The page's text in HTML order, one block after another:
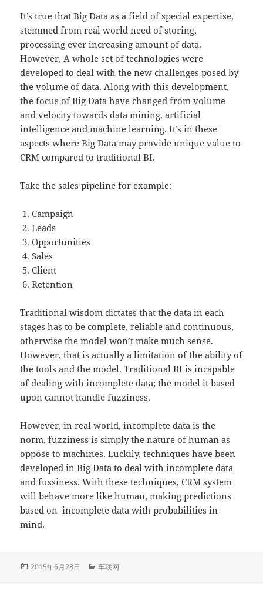
It’s true that Big Data as a field of special expertise,
stemmed from real world need of storing,
processing ever increasing amount of data.
However, A whole set of technologies were
developed to deal with the new challenges posed by
the volume of data. Along with this development,
the focus of Big Data have changed from volume
and velocity towards data mining, artificial
intelligence and machine learning. It’s in these
aspects where Big Data may provide unique value to
CRM compared to traditional BI.
Take the sales pipeline for example:
Campaign
Leads
Opportunities
Sales
Client
Retention
Traditional wisdom dictates that the data in each
stages has to be complete, reliable and continuous,
otherwise the model won’t make much sense.
However, that is actually a limitation of the ability of
the tools and the model. Traditional BI is incapable
of dealing with incomplete data; the model it based
upon cannot handle fuzziness.
However, in real world, incomplete data is the
norm, fuzziness is simply the nature of human as
oppose to machines. Luckily, techniques have been
developed in Big Data to deal with incomplete data
and fussiness. With these techniques, CRM system
will behave more like human, making predictions
based on incomplete data with probabilities in
mind.
发
2015年6月28日
分
车联网